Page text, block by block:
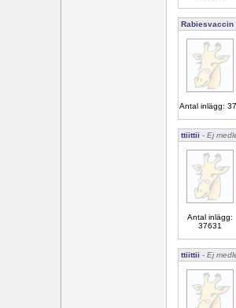
Rabiesvaccin
Antal inlägg:
ttiittii - Ej
Antal inlägg:
37631
ttiittii - Ej